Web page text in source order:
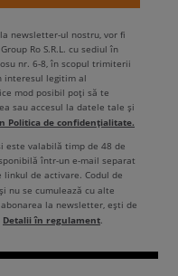
newsletter-ul nostru, vor fi
Ro S.R.L. cu sediul în
nr. 6-8, în scopul trimiterii
interesul legitim al
mod posibil poți să te
sau accesul la datele tale și
Politica de confidențialitate.
este valabilă timp de 48 de
într-un e-mail separat
de activare. Codul de
și nu se cumulează cu alte
la newsletter, ești de
Detalii în regulament.